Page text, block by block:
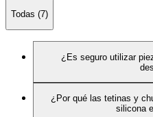
Todas (7)
¿Es seguro utilizar
¿Por qué las tetinas y
silicona